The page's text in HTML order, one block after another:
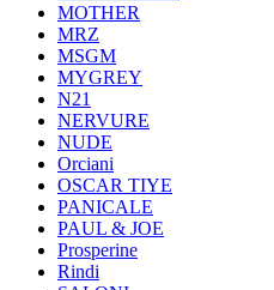
MOTHER
MRZ
MSGM
MYGREY
N21
NERVURE
NUDE
Orciani
OSCAR TIYE
PANICALE
PAUL & JOE
Prosperine
Rindi